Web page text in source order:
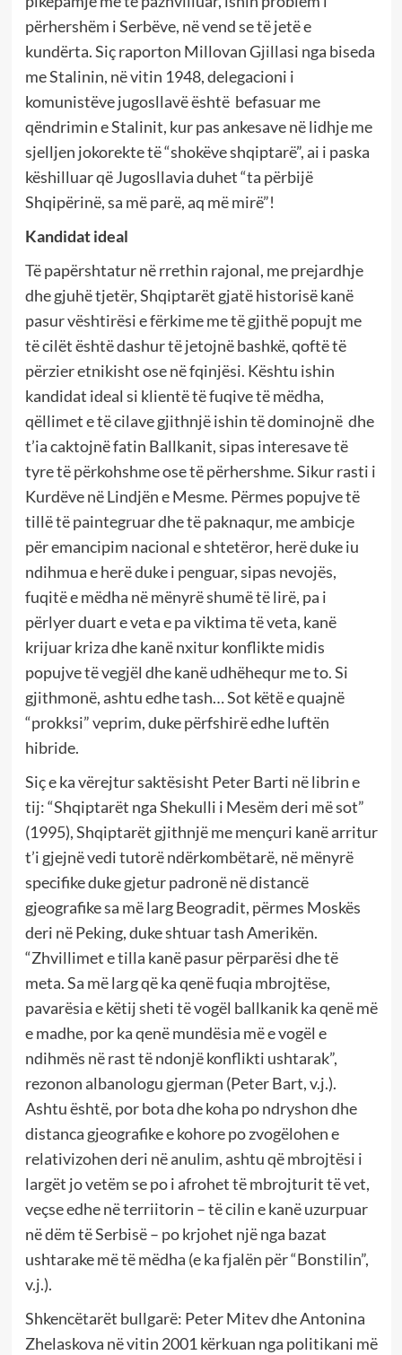
përhershëm i Serbëve, në vend se të jetë e
kundërta. Siç raporton Millovan Gjillasi nga biseda
me Stalinin, në vitin 1948, delegacioni i
komunistëve jugosllavë është befasuar me
qëndrimin e Stalinit, kur pas ankesave në lidhje me
sjelljen jokorekte të “shokëve shqiptarë”, ai i paska
këshilluar që Jugosllavia duhet “ta përbijë
Shqipërinë, sa më parë, aq më mirë”!
Kandidat ideal
Të papërshtatur në rrethin rajonal, me prejardhje
dhe gjuhë tjetër, Shqiptarët gjatë historisë kanë
pasur vështirësi e fërkime me të gjithë popujt me
të cilët është dashur të jetojnë bashkë, qoftë të
përzier etnikisht ose në fqinjësi. Kështu ishin
kandidat ideal si klientë të fuqive të mëdha,
qëllimet e të cilave gjithnjë ishin të dominojnë dhe
t’ia caktojnë fatin Ballkanit, sipas interesave të
tyre të përkohshme ose të përhershme. Sikur rasti i
Kurdëve në Lindjën e Mesme. Përmes popujve të
tillë të paintegruar dhe të paknaqur, me ambicje
për emancipim nacional e shtetëror, herë duke iu
ndihmua e herë duke i penguar, sipas nevojës,
fuqitë e mëdha në mënyrë shumë të lirë, pa i
përlyer duart e veta e pa viktima të veta, kanë
krijuar kriza dhe kanë nxitur konflikte midis
popujve të vegjël dhe kanë udhëhequr me to. Si
gjithmonë, ashtu edhe tash… Sot këtë e quajnë
“prokksi” veprim, duke përfshirë edhe luftën
hibride.
Siç e ka vërejtur saktësisht Peter Barti në librin e
tij: “Shqiptarët nga Shekulli i Mesëm deri më sot”
(1995), Shqiptarët gjithnjë me mençuri kanë arritur
t’i gjejnë vedi tutorë ndërkombëtarë, në mënyrë
specifike duke gjetur padronë në distancë
gjeografike sa më larg Beogradit, përmes Moskës
deri në Peking, duke shtuar tash Amerikën.
“Zhvillimet e tilla kanë pasur përparësi dhe të
meta. Sa më larg që ka qenë fuqia mbrojtëse,
pavarësia e këtij sheti të vogël ballkanik ka qenë më
e madhe, por ka qenë mundësia më e vogël e
ndihmës në rast të ndonjë konflikti ushtarak”,
rezonon albanologu gjerman (Peter Bart, v.j.).
Ashtu është, por bota dhe koha po ndryshon dhe
distanca gjeografike e kohore po zvogëlohen e
relativizohen deri në anulim, ashtu që mbrojtësi i
largët jo vetëm se po i afrohet të mbrojturit të vet,
veçse edhe në terriitorin – të cilin e kanë uzurpuar
në dëm të Serbisë – po krjohet një nga bazat
ushtarake më të mëdha (e ka fjalën për “Bonstilin”,
v.j.).
Shkencëtarët bullgarë: Peter Mitev dhe Antonina
Zhelaskova në vitin 2001 kërkuan nga politikani më